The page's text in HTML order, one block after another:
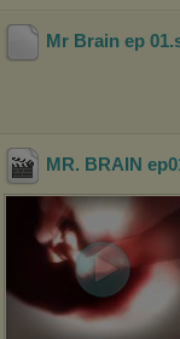
Mr Brain ep 01
MR. BRAIN